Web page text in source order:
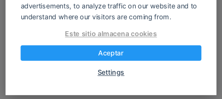
advertisements, to analyze traffic on our website and to
understand where our visitors are coming from.
Este sitio almacena cookies
Aceptar
Settings